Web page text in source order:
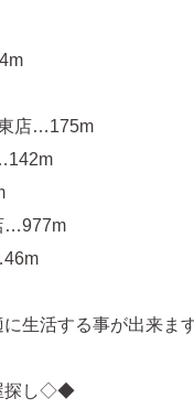
店…175m
…977m
生活する事が出来ま
探し◇◆